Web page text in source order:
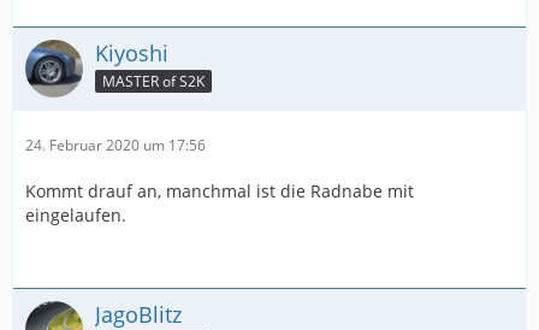
Kiyoshi
MASTER of S2K
24. Februar 2020 um 17:56
Kommt drauf an, manchmal ist die Radnabe mit
eingelaufen.
JagoBlitz